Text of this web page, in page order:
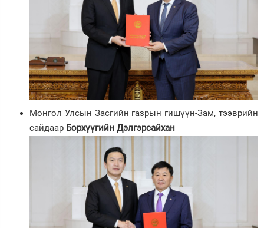
Монгол Улсын Засгийн газрын гишүүн-Зам, тээврийн
сайдаар Борхүүгийн Дэлгэрсайхан